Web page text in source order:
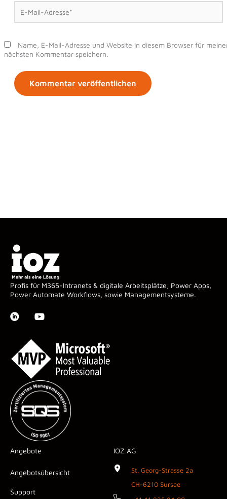
E-
Mail-
Adresse*
Name, E-Mail-Adresse und Website in diesem Browser für
nächsten Kommentar speichern.
Profis für M365-Intranets & digitale Arbeitsplätze, Power Apps,
Power Automate Workflows, sowie Managementsysteme.
Angebote
Angebotsübersicht
Support
IOZ AG
St. Georg-Strasse 2a
CH-6210 Sursee